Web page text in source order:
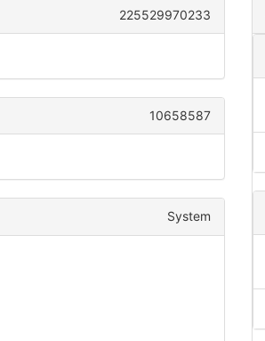
225529970233
10658587
System